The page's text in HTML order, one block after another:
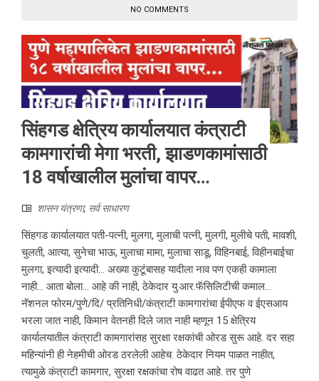
NO COMMENTS
सिंहगड क्षेत्रिय कार्यालयात कंत्राटी
कामगारांची मेगा भरती, झाडणकामांसाठी
18 वर्षाखालील मुलांचा वापर…
शासन यंत्रणा, सर्व साधारण
सिंहगड कार्यालयात पती-पत्नी, मुलगा, मुलाची पत्नी, मुलगी, मुलीचे पती, मावशी,
चुलती, आत्या, सुनेचा भाऊ, मुलाचा मामा, मुलाचा साडू, विहिनबाई, विहीनबाईचा
मुलगा, इत्यादी इत्यादी… अख्या कुटूंबासह यादीला नाव पण एकही कामाला
नाही… आता बोला… आहे की नाही, ठेकेदार यु.आर.फॅसिलिटीची कमाल…
नॅशनल फोरम/पुणे/दि/ प्रतिनिधी/कंत्राटी कामगारांचा ईपीएफ व ईएसआय
भरला जात नाही, किमान वेतनही दिले जात नाही म्हणून 15 क्षेत्रिय
कार्यालयातील कंत्राटी कामगारांसह सुरक्षा रक्षकांची ओरड सुरू आहे. दर सहा
महिन्यांनी ही नेहमीची ओरड ठरलेली आहेच. ठेकेदार नियम पाळत नाहीत,
त्यामुळे कंत्राटी कामगार, सुरक्षा रक्षकांचा रोष वाढत आहे. तर पुणे